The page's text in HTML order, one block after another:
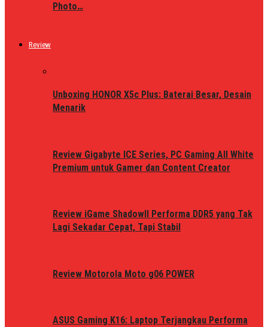
Photo…
Review
Unboxing HONOR X5c Plus: Baterai Besar, Desain
Menarik
Review Gigabyte ICE Series, PC Gaming All White
Premium untuk Gamer dan Content Creator
Review iGame ShadowII Performa DDR5 yang Tak
Lagi Sekadar Cepat, Tapi Stabil
Review Motorola Moto g06 POWER
ASUS Gaming K16: Laptop Terjangkau Performa